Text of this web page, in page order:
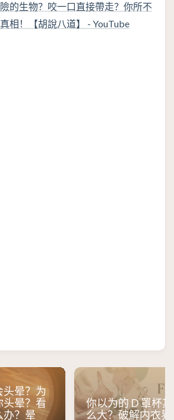
的生物？咬一口直接帶走？你所不
相！【胡說八道】 - YouTube
头晕？为
头晕？看
办？晕
你以为的 D 罩杯
么大？破解内衣